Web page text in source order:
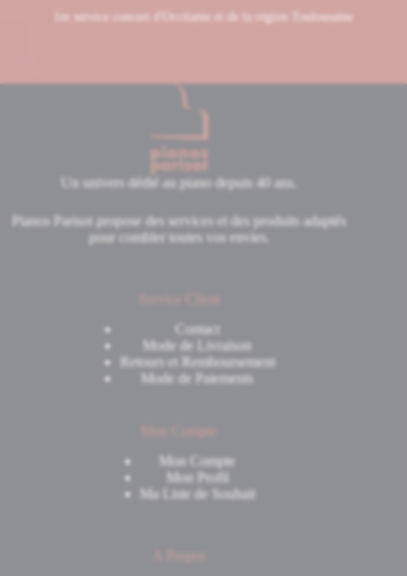
1er service concert d'Occitanie et de la région Toulousaine
Un univers dédié au piano depuis 40 ans.
Pianos Parisot propose des services et des produits adaptés
pour combler toutes vos envies.
Contact
Mode de Livraison
Retours et Remboursement
Mode de Paiements
Mon Compte
Mon Profil
Ma Liste de Souhait